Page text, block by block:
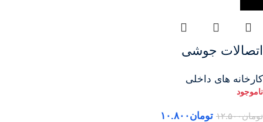
اتصالات جوشی
کارخانه های داخلی
تومان۱۲.۵۰۰ تومان۱۰.۸۰۰